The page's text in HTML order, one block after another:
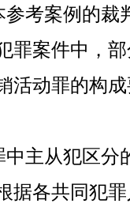
案例的裁判
罪案件中，
活动罪的构
从犯区分的
据各共同犯